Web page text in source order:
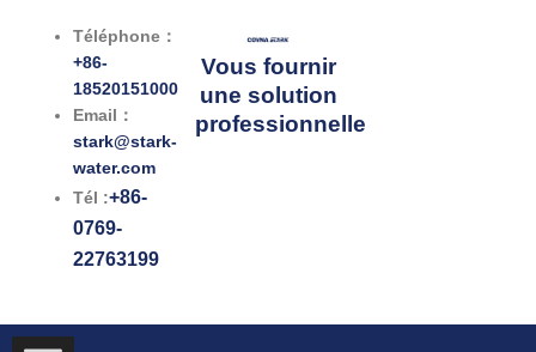
Téléphone：
+86-
18520151000
Email：
stark@stark-
water.com
Tél :+86-
0769-
22763199
Vous fournir
une solution
professionnelle